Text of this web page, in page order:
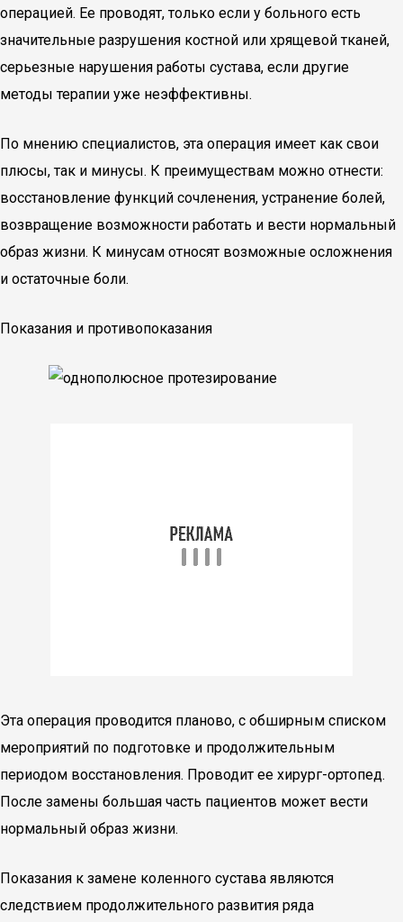
операцией. Ее проводят, только если у больного есть
значительные разрушения костной или хрящевой тканей,
серьезные нарушения работы сустава, если другие
методы терапии уже неэффективны.
По мнению специалистов, эта операция имеет как свои
плюсы, так и минусы. К преимуществам можно отнести:
восстановление функций сочленения, устранение болей,
возвращение возможности работать и вести нормальный
образ жизни. К минусам относят возможные осложнения
и остаточные боли.
Показания и противопоказания
Эта операция проводится планово, с обширным списком
мероприятий по подготовке и продолжительным
периодом восстановления. Проводит ее хирург-ортопед.
После замены большая часть пациентов может вести
нормальный образ жизни.
Показания к замене коленного сустава являются
следствием продолжительного развития ряда